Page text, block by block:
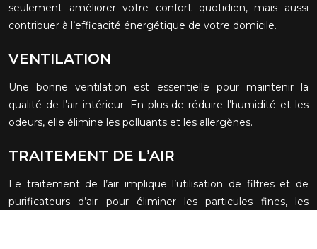
seulement améliorer votre confort quotidien, mais aussi
contribuer à l’efficacité énergétique de votre domicile.
VENTILATION
Une bonne ventilation est essentielle pour maintenir la
qualité de l’air intérieur. En plus de réduire l’humidité et les
odeurs, elle élimine les polluants et les allergènes.
TRAITEMENT DE L’AIR
Le traitement de l’air implique l’utilisation de filtres et de
purificateurs d’air pour éliminer les particules fines, les